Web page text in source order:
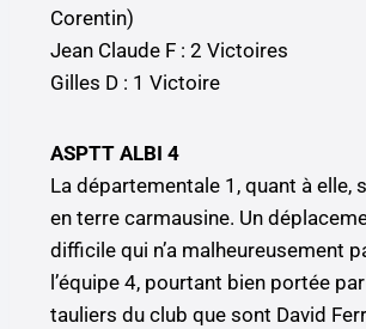
Corentin)
Jean Claude F : 2 Victoires
Gilles D : 1 Victoire
ASPTT ALBI 4
La départementale 1, quant à elle,
en terre carmausine. Un
difficile qui n’a malheureusement
l’équipe 4, pourtant bien portée
tauliers du club que sont David